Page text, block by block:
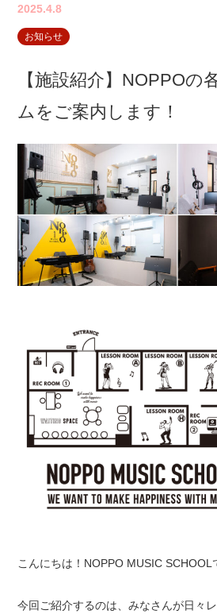
2025.4.8
お知らせ
【施設紹介】NOPPOの
ムをご案内します！
こんにちは！NOPPO MUSIC SCHOOL
今回ご紹介するのは、みなさんが日々